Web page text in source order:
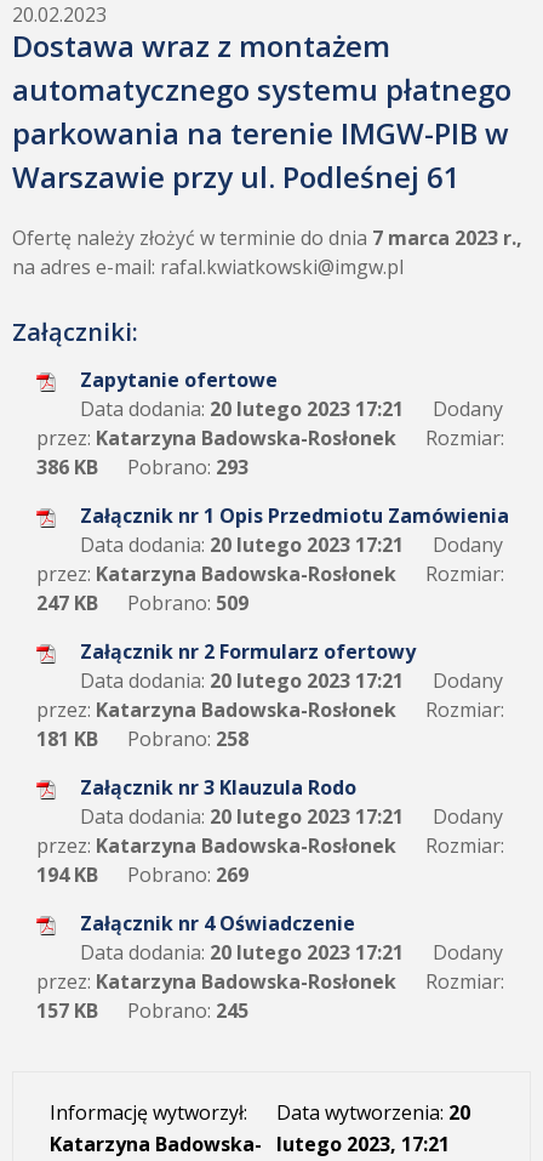
20.02.2023
Dostawa wraz z montażem
automatycznego systemu płatnego
parkowania na terenie IMGW-PIB w
Warszawie przy ul. Podleśnej 61
Ofertę należy złożyć w terminie do dnia 7 marca 2023 r.,
na adres e-mail: rafal.kwiatkowski@imgw.pl
Załączniki:
Zapytanie ofertowe
Data dodania: 20 lutego 2023 17:21
Dodany
przez: Katarzyna Badowska-Rosłonek
Rozmiar:
386 KB
Pobrano: 293
Załącznik nr 1 Opis Przedmiotu Zamówienia
Data dodania: 20 lutego 2023 17:21
Dodany
przez: Katarzyna Badowska-Rosłonek
Rozmiar:
247 KB
Pobrano: 509
Załącznik nr 2 Formularz ofertowy
Data dodania: 20 lutego 2023 17:21
Dodany
przez: Katarzyna Badowska-Rosłonek
Rozmiar:
181 KB
Pobrano: 258
Załącznik nr 3 Klauzula Rodo
Data dodania: 20 lutego 2023 17:21
Dodany
przez: Katarzyna Badowska-Rosłonek
Rozmiar:
194 KB
Pobrano: 269
Załącznik nr 4 Oświadczenie
Data dodania: 20 lutego 2023 17:21
Dodany
przez: Katarzyna Badowska-Rosłonek
Rozmiar:
157 KB
Pobrano: 245
Informację wytworzył:
Katarzyna Badowska-
Data wytworzenia: 20
lutego 2023, 17:21